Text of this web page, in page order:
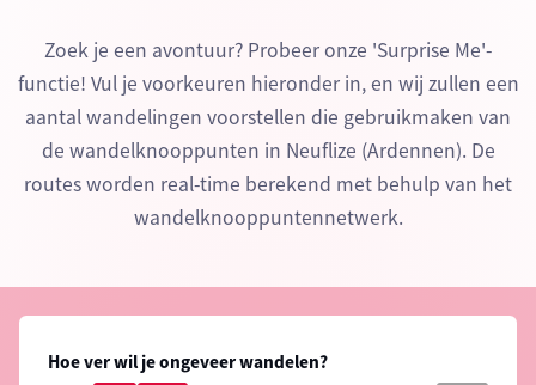
Zoek je een avontuur? Probeer onze 'Surprise Me'-
functie! Vul je voorkeuren hieronder in, en wij zullen een
aantal wandelingen voorstellen die gebruikmaken van
de wandelknooppunten in Neuflize (Ardennen). De
routes worden real-time berekend met behulp van het
wandelknooppuntennetwerk.
Hoe ver wil je ongeveer wandelen?